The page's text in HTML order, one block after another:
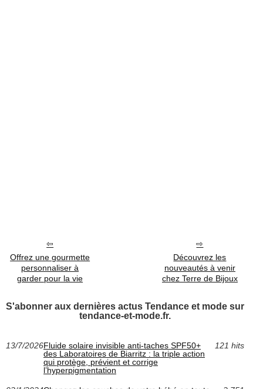
Offrez une gourmette
personnaliser à
garder pour la vie
Découvrez les
nouveautés à venir
chez Terre de Bijoux
S'abonner aux dernières actus Tendance et mode sur
tendance-et-mode.fr.
13/7/2026Fluide solaire invisible anti‑taches SPF50+
des Laboratoires de Biarritz : la triple action
qui protège, prévient et corrige
l’hyperpigmentation
121 hits